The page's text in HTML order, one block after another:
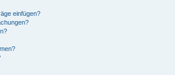
einfügen?